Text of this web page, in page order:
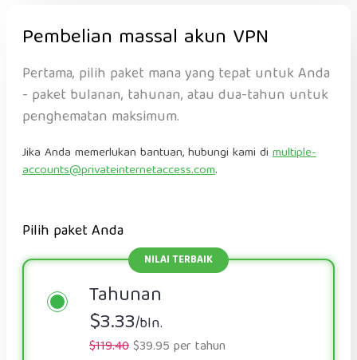
Pembelian massal akun VPN
Pertama, pilih paket mana yang tepat untuk Anda
- paket bulanan, tahunan, atau dua-tahun untuk
penghematan maksimum.
Jika Anda memerlukan bantuan, hubungi kami di multiple-
accounts@privateinternetaccess.com.
Pilih paket Anda
Tahunan
$3.33/bln.
$119.40$39.95 per tahun